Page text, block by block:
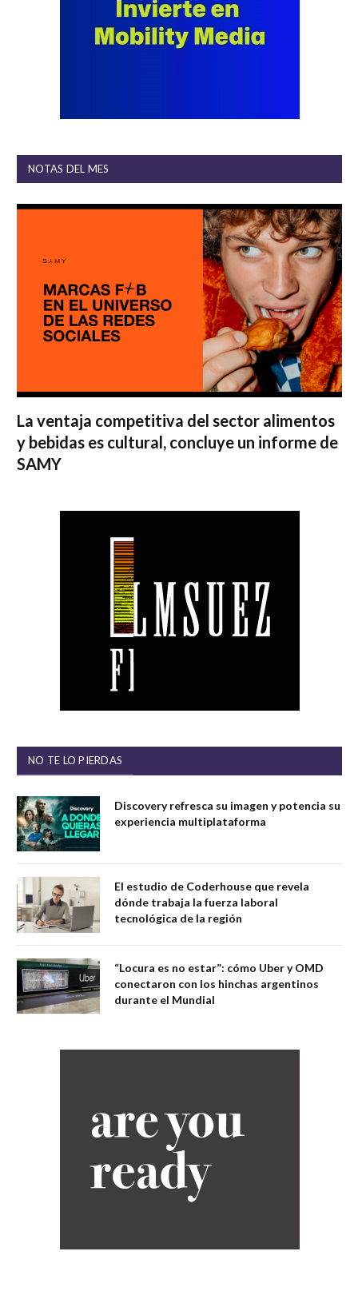
NOTAS DEL MES
La ventaja competitiva del sector alimentos
y bebidas es cultural, concluye un informe de
SAMY
NO TE LO PIERDAS
Discovery refresca su imagen y potencia su
experiencia multiplataforma
El estudio de Coderhouse que revela
dónde trabaja la fuerza laboral
tecnológica de la región
“Locura es no estar”: cómo Uber y OMD
conectaron con los hinchas argentinos
durante el Mundial